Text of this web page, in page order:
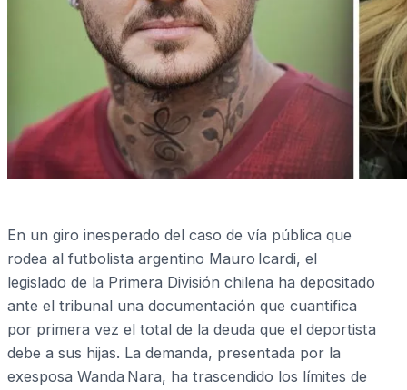
En un giro inesperado del caso de vía pública que
rodea al futbolista argentino Mauro Icardi, el
legislado de la Primera División chilena ha depositado
ante el tribunal una documentación que cuantifica
por primera vez el total de la deuda que el deportista
debe a sus hijas. La demanda, presentada por la
exesposa Wanda Nara, ha trascendido los límites de